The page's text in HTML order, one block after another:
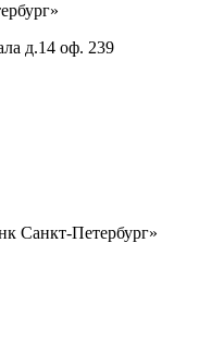
д.14 оф. 239
Санкт-Петербург»